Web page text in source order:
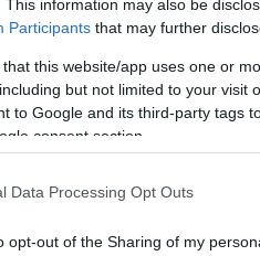
This information may also be
Participants that may further
that this website/app uses one or
but not limited to your visit
to Google and its third-party tags
consent section.
Data Processing Opt Outs
opt-out of the Sharing of my